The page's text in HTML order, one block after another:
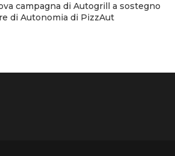
campagna di Autogrill a sostegno
di Autonomia di PizzAut